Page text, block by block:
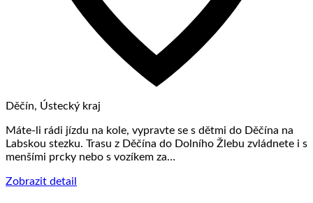
Děčín, Ústecký kraj
Máte-li rádi jízdu na kole, vypravte se s dětmi do Děčína na
Labskou stezku. Trasu z Děčína do Dolního Žlebu zvládnete i s
menšími prcky nebo s vozíkem za…
Zobrazit detail